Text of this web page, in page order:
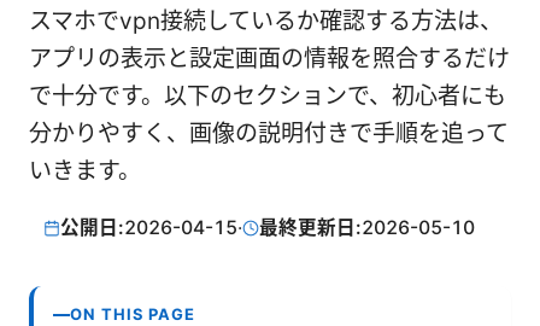
スマホでvpn接続しているか確認する方法は、
アプリの表示と設定画面の情報を照合するだけ
で十分です。以下のセクションで、初心者にも
分かりやすく、画像の説明付きで手順を追って
いきます。
公開日:2026-04-15· 最終更新日:2026-05-10
ON THIS PAGE